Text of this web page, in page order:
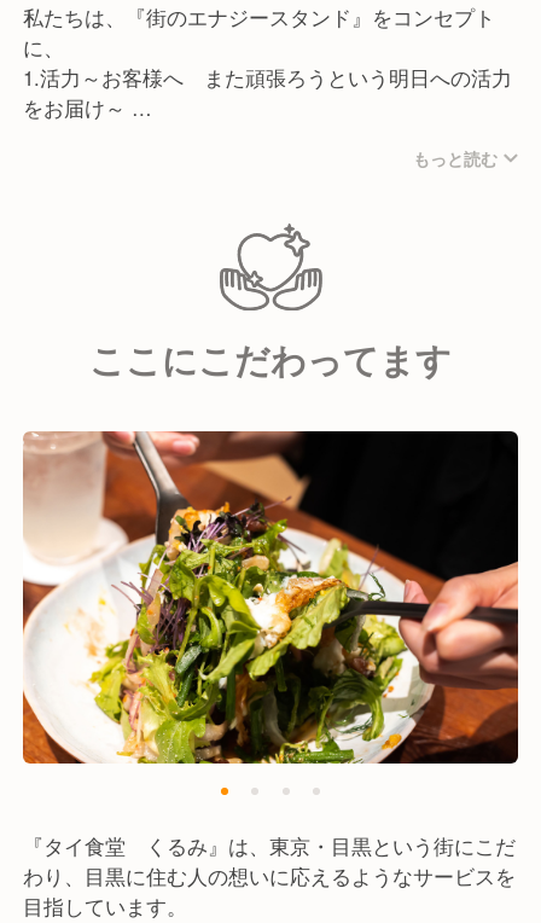
私たちは、『街のエナジースタンド』をコンセプト
に、
1.活力～お客様へ また頑張ろうという明日への活力
をお届け～
これらのミッションを大切にしています。
"ONE＆ONLY"な人材育成に重きを置き、AIがどんな
に進化しても人間だけが持つ感情や、瞬間的な共感を
引き出す能力が価値あるものだと信じています。
一人ひとりの誕生日を全社で祝ったり、全力で取り組
む姿勢や熱い想いを持つ仲間を大切にし、スタッフ同
士は家族のような関係です。
自由な社風で、お客様のためなら新しいアイデアや提
案を試すことを奨励。
あなたの個性や才能が発揮できる当店で、他の誰にも
真似できないおもてなしを一緒に提供しませんか？
「人のために何かしたい」という方、何事も楽しめる
チャレンジ精神のある方、お待ちしています！
もっと読む
ここにこだわってます
『タイ食堂 くるみ』は、東京・目黒という街にこだ
わり、目黒に住む人の想いに応えるようなサービスを
目指しています。